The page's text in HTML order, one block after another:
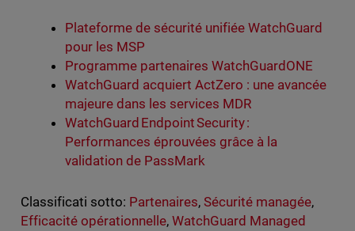
Plateforme de sécurité unifiée WatchGuard
pour les MSP
Programme partenaires WatchGuardONE
WatchGuard acquiert ActZero : une avancée
majeure dans les services MDR
WatchGuard Endpoint Security :
Performances éprouvées grâce à la
validation de PassMark
Classificati sotto: Partenaires,Sécurité managée,
Efficacité opérationnelle, WatchGuard Managed